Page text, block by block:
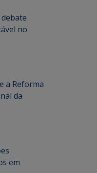
no
a Reforma
da
em